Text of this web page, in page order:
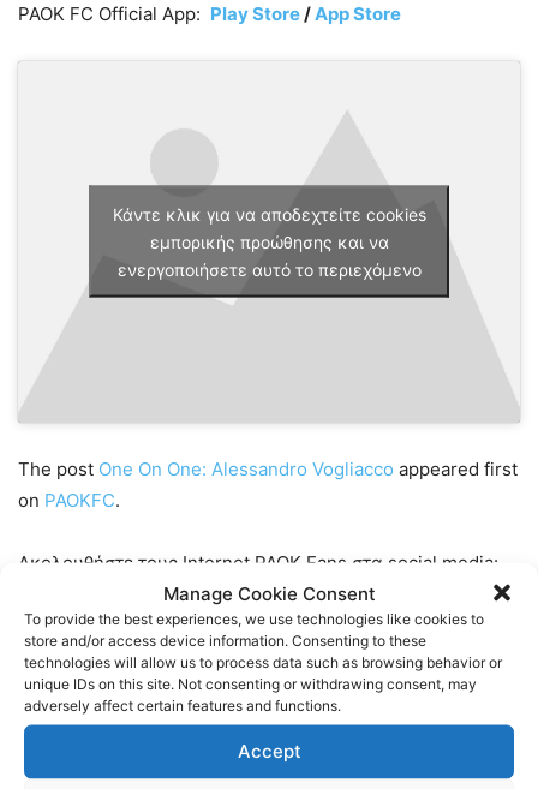
Manage Cookie Consent
To provide the best experiences, we use technologies like cookies to
store and/or access device information. Consenting to these
technologies will allow us to process data such as browsing behavior or
unique IDs on this site. Not consenting or withdrawing consent, may
adversely affect certain features and functions.
Accept
PAOK FC Official App: Play Store /App Store
Κάντε κλικ για να αποδεχτείτε cookies
εμπορικής προώθησης και να
ενεργοποιήσετε αυτό το περιεχόμενο
The post One On One: Alessandro Vogliacco appeared first
on PAOKFC.
Ακολουθήστε τους Internet PAOK Fans στα social media:
Facebook:https://www.facebook.com/InternetPAOKFans
Twitter:https://twitter.com/www_paok_gr
https://www.linkedin.com/in/internet-paok-fans-
601b24248